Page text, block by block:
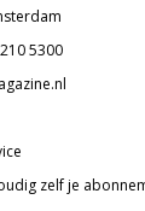
5300
zelf je